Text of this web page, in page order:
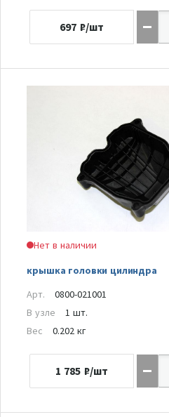
697 ₽/шт
Нет в наличии
крышка головки цилиндра
Арт.
0800-021001
В узле
1 шт.
Вес
0.202 кг
1 785 ₽/шт